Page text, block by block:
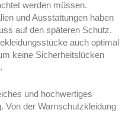
werden müssen.
und Ausstattungen haben
auf den späteren Schutz.
auch optimal
keine Sicherheitslücken
und hochwertiges
Von der Warnschutzkleidung